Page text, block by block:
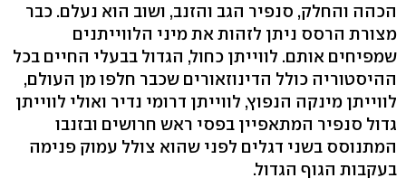
הכהה והחלק, סנפיר הגב והזנב, ושוב הוא נעלם. כבר
מצורת הרסס ניתן לזהות את מיני הלווייתנים
שמפיחים אותם. לווייתן כחול, הגדול בבעלי החיים בכל
ההיסטוריה כולל הדינוזאורים שכבר חלפו מן העולם,
לווייתן מינקה הנפוץ, לווייתן דרומי נדיר ואולי לווייתן
גדול סנפיר המתאפיין בפסי ראש חרושים ובזנבו
המתנוסס בשני דגלים לפני שהוא צולל עמוק פנימה
בעקבות הגוף הגדול.